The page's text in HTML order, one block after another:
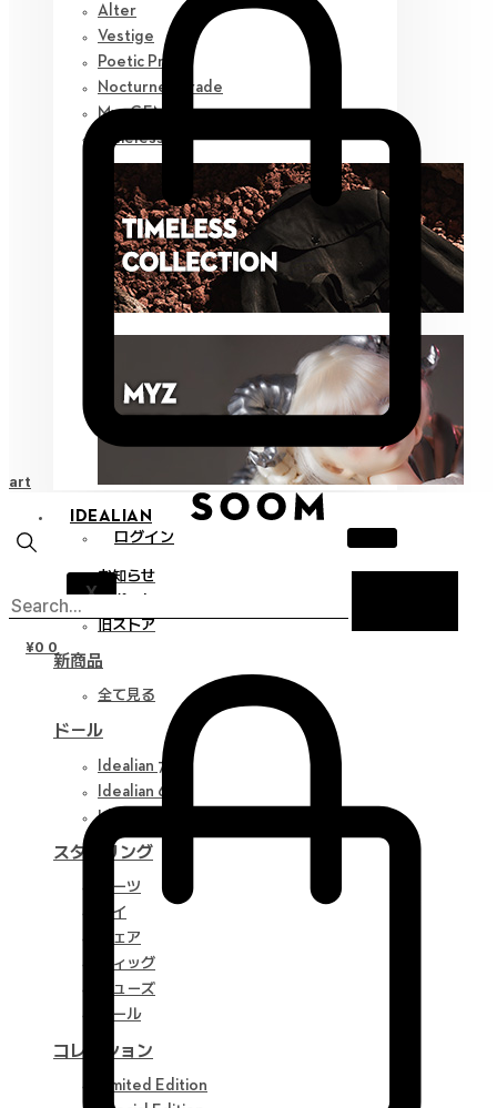
Alter
Vestige
Poetic Prose
Nocturne Parade
Myz GEM
Timeless
IDEALIAN
ログイン
X
お知らせ
サポート
旧ストア
新商品
全て見る
ドール
Idealian 75 M
Idealian 68 F
Idealian 51 M
スタイリング
パーツ
アイ
ウェア
ウィッグ
シューズ
ツール
コレクション
Limited Edition
¥0 0